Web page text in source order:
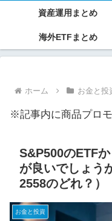
資産運用まとめ
海外ETFまとめ
ホーム お金と投
※記事内に商品プロ
S&P500のETF
が良いでしょう
2558のどれ？）
お金と投資